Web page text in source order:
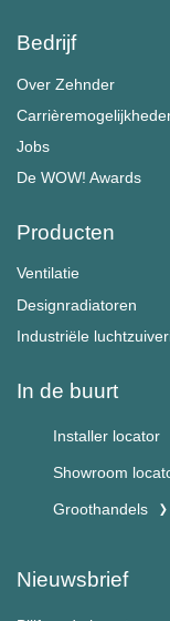
Bedrijf
Over Zehnder
Jobs
De WOW! Awards
Producten
Ventilatie
Designradiatoren
Industriële
In de buurt
Installer locator
Showroom
Groothandels
Nieuwsbrief